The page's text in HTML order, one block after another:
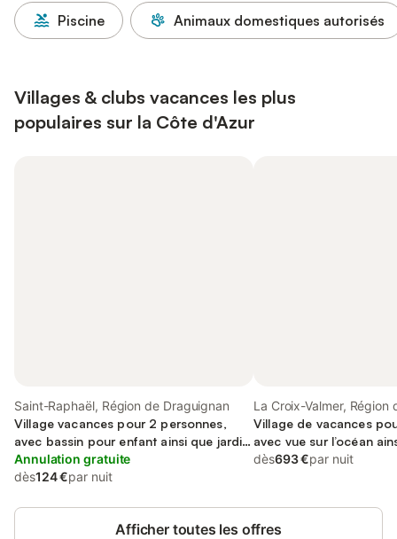
Piscine Animaux domestiques autorisés
Villages & clubs vacances les plus
populaires sur la Côte d'Azur
Saint-Raphaël, Région de Draguignan
Village vacances pour 2 personnes,
avec bassin pour enfant ainsi que jardin
et piscine, animaux acceptés
Annulation gratuite
dès124 €par nuit
La Croix-Valmer, Région
Village de vacances
avec vue sur l’océan
jardin, adapté aux
dès693 €par nuit
Afficher toutes les offres